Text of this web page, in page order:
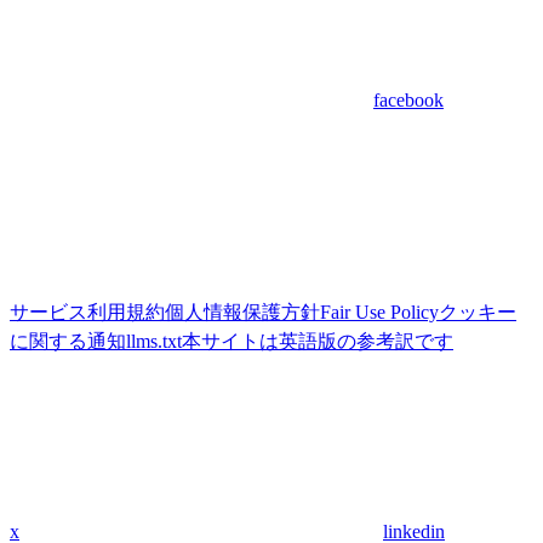
facebook
サービス利用規約個人情報保護方針Fair Use Policyクッキー
に関する通知llms.txt本サイトは英語版の参考訳です
x linkedin